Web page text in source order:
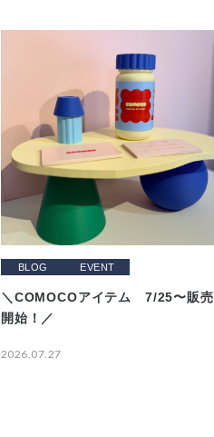
BLOG EVENT
＼COMOCOアイテム 7/25〜販売
開始！／
2026.07.27